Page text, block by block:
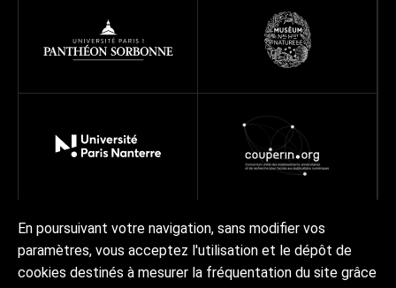
À proposProgrammesRéseauProjets Ressources
Actualités | AgendaContact Collex-Persée
En poursuivant votre navigation, sans modifier vos
paramètres, vous acceptez l'utilisation et le dépôt de
cookies destinés à mesurer la fréquentation du site grâce